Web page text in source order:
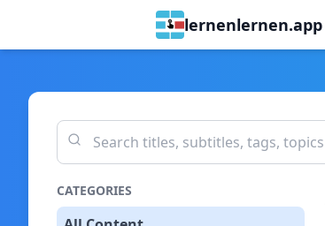
lernenlernen.app
CATEGORIES